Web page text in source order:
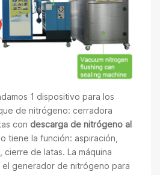
1 dispositivo para los
de nitrógeno: cerradora
con descarga de nitrógeno al
tiene la función: aspiración,
de latas. La máquina
generador de nitrógeno para